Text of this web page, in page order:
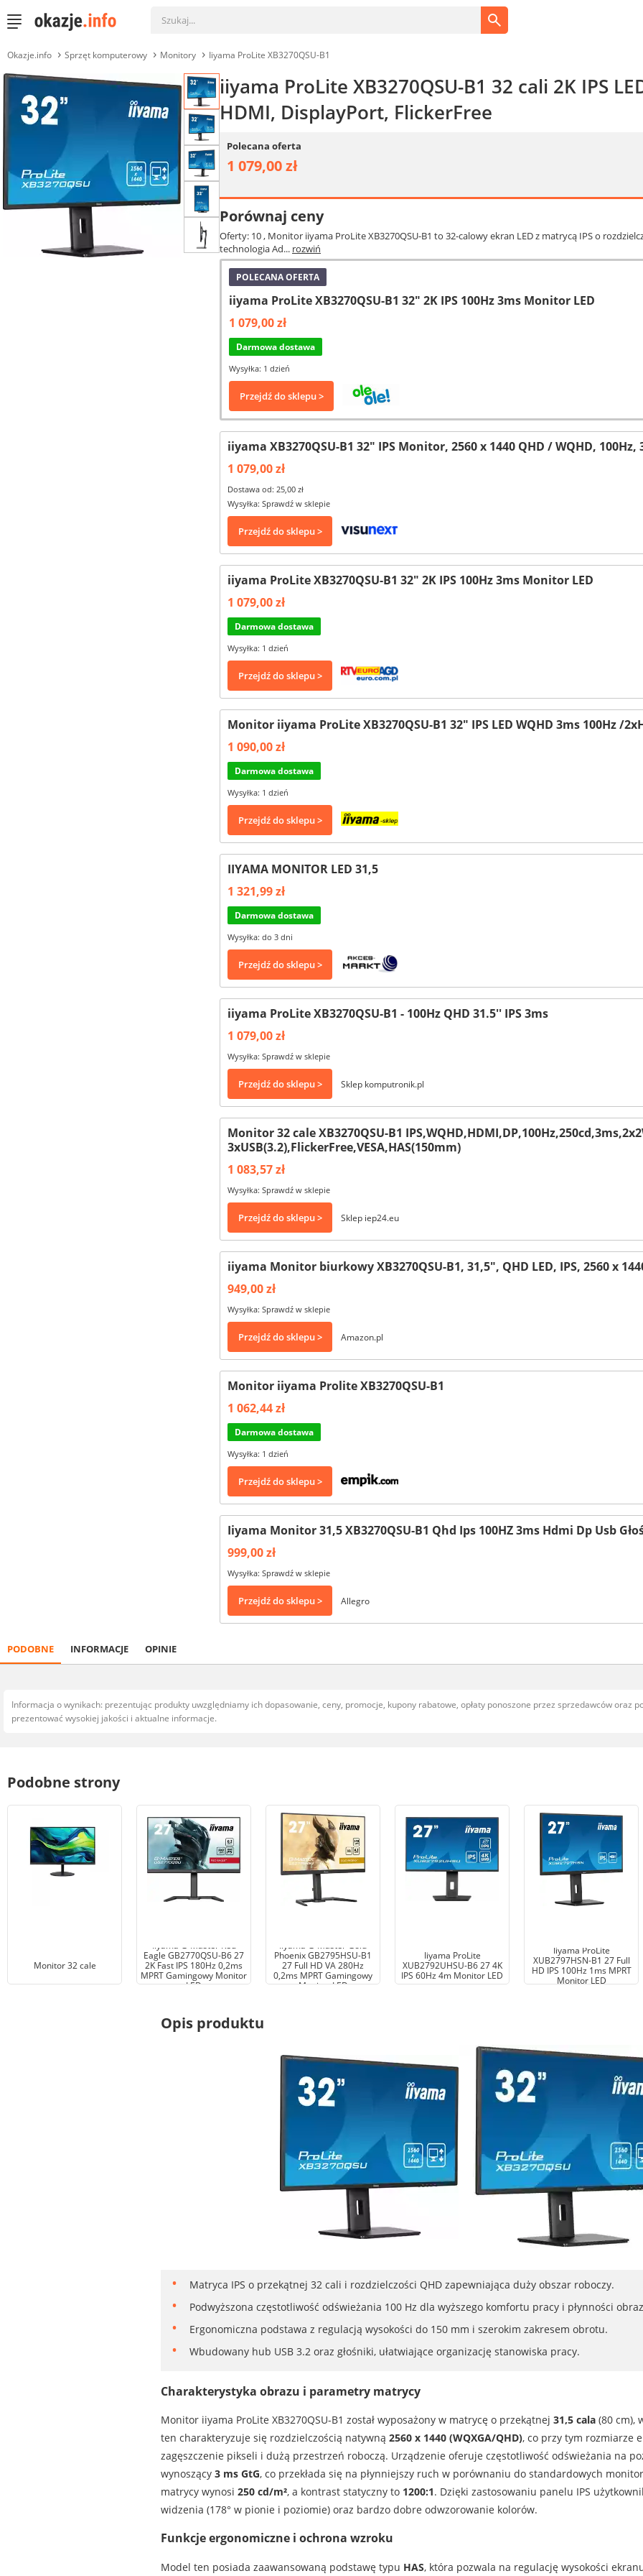
Okazje.info Sprzęt komputerowy Monitory Iiyama ProLite XB3270QSU-B1
iiyama ProLite XB3270QSU-B1 32 cali 2K IPS
HDMI, DisplayPort, FlickerFree
Polecana oferta
1 079,00 zł
Porównaj ceny
Oferty: 10, Monitor iiyama ProLite XB3270QSU-B1 to 32-calowy ekran LED z matrycą IPS o
technologia Ad... rozwiń
POLECANA OFERTA
iiyama ProLite XB3270QSU-B1 32" 2K IPS 100Hz 3ms Monitor LED
1 079,00 zł
Darmowa dostawa
Wysyłka: 1 dzień
Przejdź do sklepu >
iiyama XB3270QSU-B1 32" IPS Monitor, 2560 x 1440 QHD / WQHD, 100Hz,
1 079,00 zł
Dostawa od: 25,00 zł
Wysyłka: Sprawdź w sklepie
Przejdź do sklepu >
iiyama ProLite XB3270QSU-B1 32" 2K IPS 100Hz 3ms Monitor LED
1 079,00 zł
Darmowa dostawa
Wysyłka: 1 dzień
Przejdź do sklepu >
Monitor iiyama ProLite XB3270QSU-B1 32" IPS LED WQHD 3ms 100Hz /
1 090,00 zł
Darmowa dostawa
Wysyłka: 1 dzień
Przejdź do sklepu >
IIYAMA MONITOR LED 31,5
1 321,99 zł
Darmowa dostawa
Wysyłka: do 3 dni
Przejdź do sklepu >
iiyama ProLite XB3270QSU-B1 - 100Hz QHD 31.5'' IPS 3ms
1 079,00 zł
Wysyłka: Sprawdź w sklepie
Przejdź do sklepu > Sklep komputronik.pl
Monitor 32 cale XB3270QSU-B1
3xUSB(3.2),FlickerFree,VESA,HAS(150mm)
1 083,57 zł
Wysyłka: Sprawdź w sklepie
Przejdź do sklepu > Sklep iep24.eu
iiyama Monitor biurkowy XB3270QSU-B1, 31,5", QHD LED, IPS, 2560 x
949,00 zł
Wysyłka: Sprawdź w sklepie
Przejdź do sklepu > Amazon.pl
Monitor iiyama Prolite XB3270QSU-B1
1 062,44 zł
Darmowa dostawa
Wysyłka: 1 dzień
Przejdź do sklepu >
Iiyama Monitor 31,5 XB3270QSU-B1 Qhd Ips 100HZ 3ms Hdmi Dp Usb
999,00 zł
Wysyłka: Sprawdź w sklepie
Przejdź do sklepu > Allegro
PODOBNE INFORMACJE OPINIE
Informacja o wynikach: prezentując produkty uwzględniamy ich dopasowanie, ceny, promocje, kupony rabatowe, opłaty ponoszone przez sprzedawców oraz
prezentować wysokiej jakości i aktualne informacje.
Podobne strony
Monitor 32 cale
Iiyama G-Master Red
Eagle GB2770QSU-B6 27
2K Fast IPS 180Hz 0,2ms
MPRT Gamingowy Monitor
LED
Iiyama G-Master Gold
Phoenix GB2795HSU-B1
27 Full HD VA 280Hz
0,2ms MPRT Gamingowy
Monitor LED
Iiyama ProLite
XUB2792UHSU-B6 27 4K
IPS 60Hz 4m Monitor LED
Iiyama ProLite
XUB2797HSN-B1 27 Full
HD IPS 100Hz 1ms MPRT
Monitor LED
Opis produktu
Matryca IPS o przekątnej 32 cali i rozdzielczości QHD zapewniająca duży obszar roboczy.
Podwyższona częstotliwość odświeżania 100 Hz dla wyższego komfortu pracy i płynności
Ergonomiczna podstawa z regulacją wysokości do 150 mm i szerokim zakresem obrotu.
Wbudowany hub USB 3.2 oraz głośniki, ułatwiające organizację stanowiska pracy.
Charakterystyka obrazu i parametry matrycy
Monitor iiyama ProLite XB3270QSU-B1 został wyposażony w matrycę o przekątnej 31,5 cala(80 cm),
ten charakteryzuje się rozdzielczością natywną 2560 x 1440 (WQXGA/QHD), co przy tym rozmiarze
zagęszczenie pikseli i dużą przestrzeń roboczą. Urządzenie oferuje częstotliwość odświeżania na
wynoszący 3 ms GtG, co przekłada się na płynniejszy ruch w porównaniu do standardowych
matrycy wynosi 250 cd/m², a kontrast statyczny to 1200:1. Dzięki zastosowaniu panelu IPS
widzenia (178° w pionie i poziomie) oraz bardzo dobre odwzorowanie kolorów.
Funkcje ergonomiczne i ochrona wzroku
Model ten posiada zaawansowaną podstawę typu HAS, która pozwala na regulację wysokości